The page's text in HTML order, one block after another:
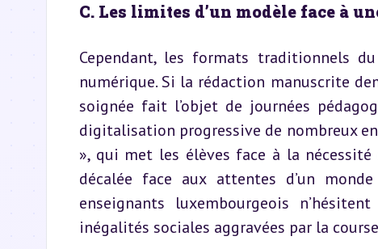
C. Les limites d’un modèle face à
Cependant, les formats traditionnels
numérique. Si la rédaction manuscrite
soignée fait l’objet de journées
digitalisation progressive de nombreux
», qui met les élèves face à la
décalée face aux attentes d’un
enseignants luxembourgeois
inégalités sociales aggravées par la